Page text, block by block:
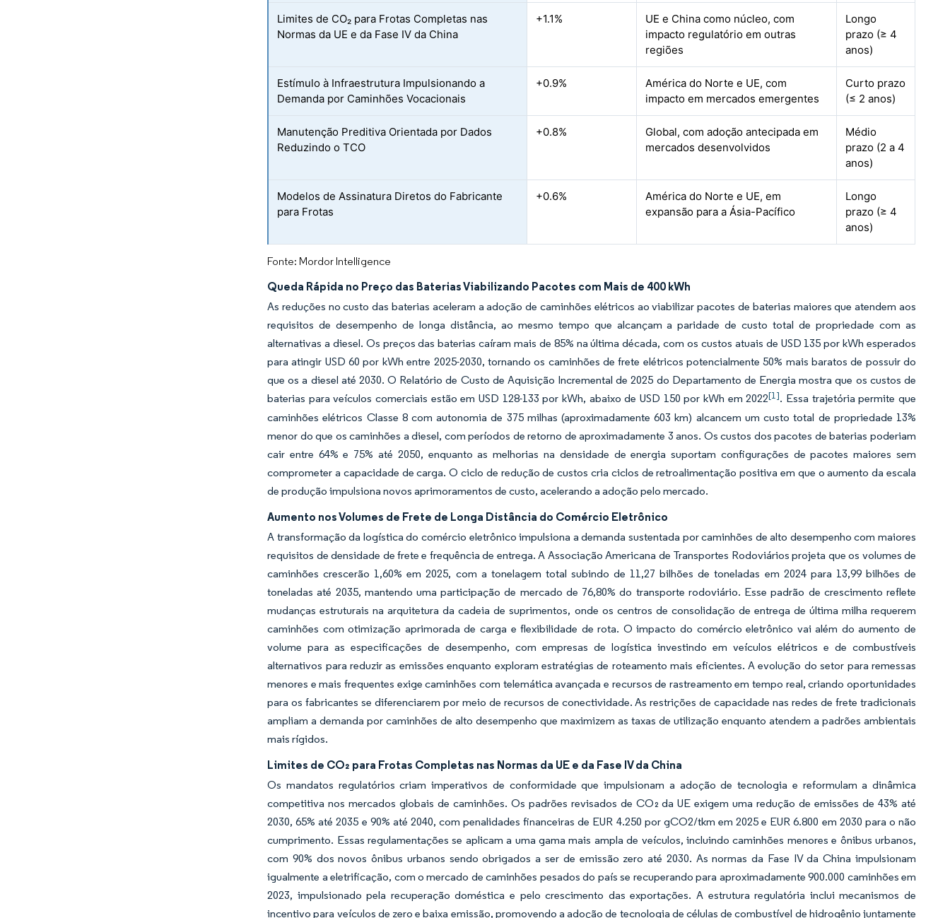
Limites de CO₂ para Frotas Completas nas
Normas da UE e da Fase IV da China
+1.1%
UE e China como núcleo, com
impacto regulatório em outras
regiões
Longo
prazo (≥ 4
anos)
Estímulo à Infraestrutura Impulsionando a
Demanda por Caminhões Vocacionais
+0.9%
América do Norte e UE, com
impacto em mercados emergentes
Curto prazo
(≤ 2 anos)
Manutenção Preditiva Orientada por Dados
Reduzindo o TCO
+0.8%
Global, com adoção antecipada em
mercados desenvolvidos
Médio
prazo (2 a 4
anos)
Modelos de Assinatura Diretos do Fabricante
para Frotas
+0.6%
América do Norte e UE, em
expansão para a Ásia-Pacífico
Longo
prazo (≥ 4
anos)
Fonte: Mordor Intelligence
Queda Rápida no Preço das Baterias Viabilizando Pacotes com Mais de 400 kWh
As reduções no custo das baterias aceleram a adoção de caminhões elétricos ao viabilizar pacotes de baterias maiores que atendem aos
requisitos de desempenho de longa distância, ao mesmo tempo que alcançam a paridade de custo total de propriedade com as
alternativas a diesel. Os preços das baterias caíram mais de 85% na última década, com os custos atuais de USD 135 por kWh esperados
para atingir USD 60 por kWh entre 2025-2030, tornando os caminhões de frete elétricos potencialmente 50% mais baratos de possuir do
que os a diesel até 2030. O Relatório de Custo de Aquisição Incremental de 2025 do Departamento de Energia mostra que os custos de
baterias para veículos comerciais estão em USD 128-133 por kWh, abaixo de USD 150 por kWh em 2022[1]. Essa trajetória permite que
caminhões elétricos Classe 8 com autonomia de 375 milhas (aproximadamente 603 km) alcancem um custo total de propriedade 13%
menor do que os caminhões a diesel, com períodos de retorno de aproximadamente 3 anos. Os custos dos pacotes de baterias poderiam
cair entre 64% e 75% até 2050, enquanto as melhorias na densidade de energia suportam configurações de pacotes maiores sem
comprometer a capacidade de carga. O ciclo de redução de custos cria ciclos de retroalimentação positiva em que o aumento da escala
de produção impulsiona novos aprimoramentos de custo, acelerando a adoção pelo mercado.
Aumento nos Volumes de Frete de Longa Distância do Comércio Eletrônico
A transformação da logística do comércio eletrônico impulsiona a demanda sustentada por caminhões de alto desempenho com maiores
requisitos de densidade de frete e frequência de entrega. A Associação Americana de Transportes Rodoviários projeta que os volumes de
caminhões crescerão 1,60% em 2025, com a tonelagem total subindo de 11,27 bilhões de toneladas em 2024 para 13,99 bilhões de
toneladas até 2035, mantendo uma participação de mercado de 76,80% do transporte rodoviário. Esse padrão de crescimento reflete
mudanças estruturais na arquitetura da cadeia de suprimentos, onde os centros de consolidação de entrega de última milha requerem
caminhões com otimização aprimorada de carga e flexibilidade de rota. O impacto do comércio eletrônico vai além do aumento de
volume para as especificações de desempenho, com empresas de logística investindo em veículos elétricos e de combustíveis
alternativos para reduzir as emissões enquanto exploram estratégias de roteamento mais eficientes. A evolução do setor para remessas
menores e mais frequentes exige caminhões com telemática avançada e recursos de rastreamento em tempo real, criando oportunidades
para os fabricantes se diferenciarem por meio de recursos de conectividade. As restrições de capacidade nas redes de frete tradicionais
ampliam a demanda por caminhões de alto desempenho que maximizem as taxas de utilização enquanto atendem a padrões ambientais
mais rígidos.
Limites de CO₂ para Frotas Completas nas Normas da UE e da Fase IV da China
Os mandatos regulatórios criam imperativos de conformidade que impulsionam a adoção de tecnologia e reformulam a dinâmica
competitiva nos mercados globais de caminhões. Os padrões revisados de CO₂ da UE exigem uma redução de emissões de 43% até
2030, 65% até 2035 e 90% até 2040, com penalidades financeiras de EUR 4.250 por gCO2/tkm em 2025 e EUR 6.800 em 2030 para o não
cumprimento. Essas regulamentações se aplicam a uma gama mais ampla de veículos, incluindo caminhões menores e ônibus urbanos,
com 90% dos novos ônibus urbanos sendo obrigados a ser de emissão zero até 2030. As normas da Fase IV da China impulsionam
igualmente a eletrificação, com o mercado de caminhões pesados do país se recuperando para aproximadamente 900.000 caminhões em
2023, impulsionado pela recuperação doméstica e pelo crescimento das exportações. A estrutura regulatória inclui mecanismos de
incentivo para veículos de zero e baixa emissão, promovendo a adoção de tecnologia de células de combustível de hidrogênio juntamente